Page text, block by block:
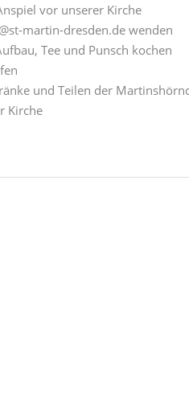
vor unserer Kirche
martin-dresden.de wenden
Tee und Punsch kochen
und Teilen der
Kirche